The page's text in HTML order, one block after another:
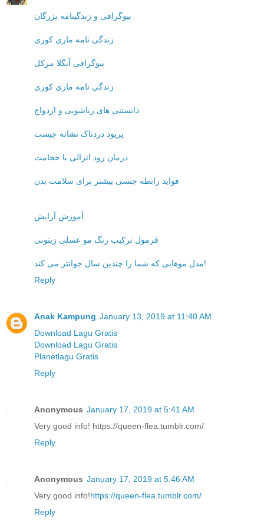
بیوگرافی و زندگینامه بزرگان
زندگی نامه ماری کوری
بیوگرافی آنگلا مرکل
زندگی نامه ماری کوری
دانستنی های زناشویی و ازدواج
پریود دردناک نشانه چیست
درمان زود انزالی با حجامت
فواید رابطه جنسی بیشتر برای سلامت بدن
آموزش آرایش
فرمول ترکیب رنگ مو عسلی زیتونی
مدل موهایی که شما را چندین سال جوانتر می کند!
Reply
Anak Kampung January 13, 2019 at 11:40 AM
Download Lagu Gratis
Download Lagu Gratis
Planetlagu Gratis
Reply
Anonymous January 17, 2019 at 5:41 AM
Very good info! https://queen-flea.tumblr.com/
Reply
Anonymous January 17, 2019 at 5:46 AM
Very good info!https://queen-flea.tumblr.com/
Reply